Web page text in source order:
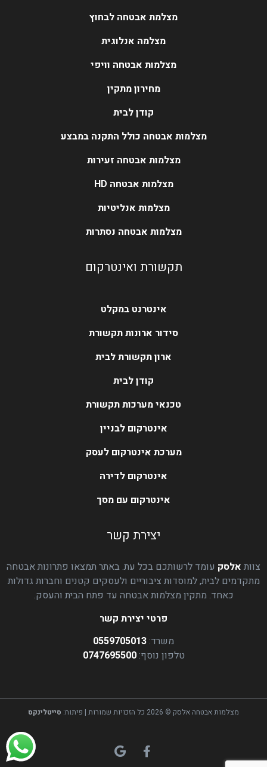
מצלמת אבטחה לבחוץ
מצלמה אנלוגית
מצלמות אבטחה וויפי
מחירון מתקין
קודן לבית
מצלמות אבטחה כולל התקנה במבצע
מצלמות אבטחה זעירות
מצלמות אבטחה HD
מצלמות אנליטיות
מצלמות אבטחה נסתרות
תקשורת ואינטרקום
אינטרנט במקלט
סידור ארונות תקשורת
ארון תקשורת לבית
קודן לבית
טכנאי מערכות תקשורת
אינטרקום לבניין
מערכת אינטרקום לעסק
אינטרקום לדירה
אינטרקום עם מסך
יצירת קשר
צוות אלסק עומד לרשותכם בכל עת. באתר תמצאו פתרונות אבטחה
מתקדמים לבית, למוסדות ציבוריים ולעסקים קטנים וחברות גדולות
כאחד. מתקין מצלמות אבטחה עד פתח הבית והעסק.
פרטי יצירת קשר
משרד:0559705013
טלפון נוסף:0747695500
מצלמות אבטחה אלסק © 2026 כל הזכויות שמורות | פיתוח: סייטלינקס